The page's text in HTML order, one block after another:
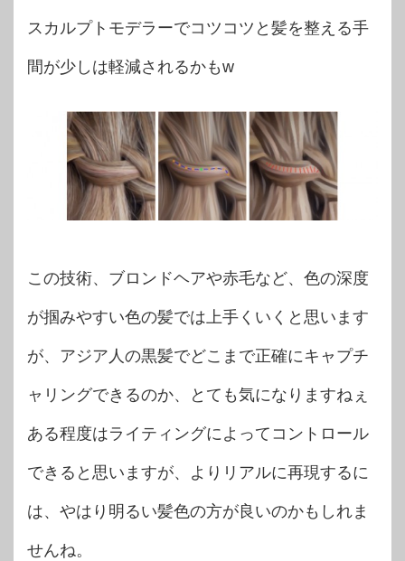
スカルプトモデラーでコツコツと髪を整える手
間が少しは軽減されるかもw
この技術、ブロンドヘアや赤毛など、色の深度
が掴みやすい色の髪では上手くいくと思います
が、アジア人の黒髪でどこまで正確にキャプチ
ャリングできるのか、とても気になりますねぇ
ある程度はライティングによってコントロール
できると思いますが、よりリアルに再現するに
は、やはり明るい髪色の方が良いのかもしれま
せんね。